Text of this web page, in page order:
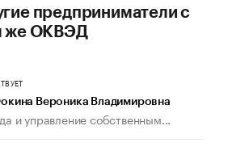
предприниматели с
же ОКВЭД
Вероника Владимировна
и управление собственным...